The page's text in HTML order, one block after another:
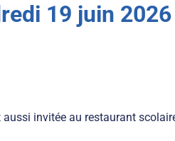
19 juin 2026
aussi invitée au restaurant